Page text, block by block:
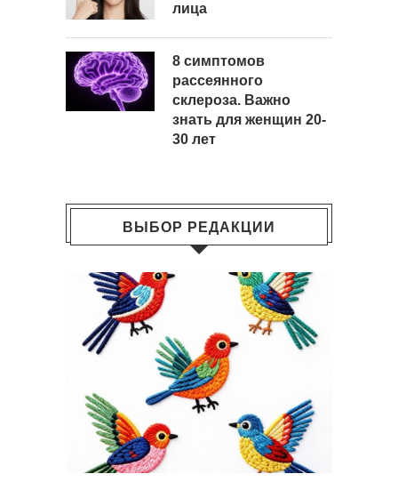
лица
8 симптомов
рассеянного
склероза. Важно
знать для женщин 20-
30 лет
ВЫБОР РЕДАКЦИИ